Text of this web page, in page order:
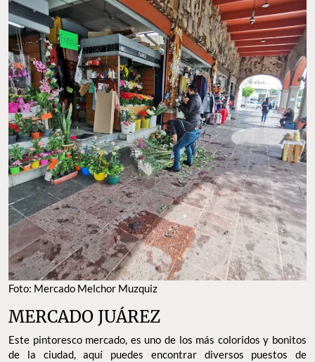
Foto: Mercado Melchor Muzquiz
MERCADO JUÁREZ
Este pintoresco mercado, es uno de los más coloridos y bonitos
de la ciudad, aquí puedes encontrar diversos puestos de